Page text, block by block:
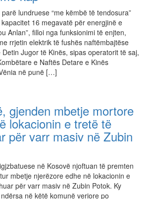
lundruese “me këmbë të tendosura”
16 megavatë për energjinë e
Anlan”, filloi nga funksionimi të enjten,
rrjetin elektrik të fushës naftëmbajtëse
Detin Jugor të Kinës, sipas operatorit të saj,
e Naftës Detare e Kinës
në punë […]
gjenden mbetje mortore
lokacionin e tretë të
për varr masiv në Zubin
në Kosovë njoftuan të premten
mbetje njerëzore edhe në lokacionin e
për varr masiv në Zubin Potok. Ky
në këtë komunë veriore po